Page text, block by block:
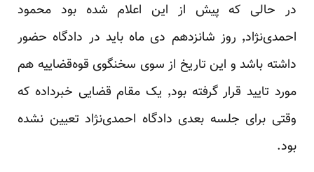
در حالی که پیش از این اعلام شده بود محمود
احمدی‌نژاد٬ روز شانزدهم دی ماه باید در دادگاه حضور
داشته باشد و این تاریخ از سوی سخنگوی قوه‌قضاییه هم
مورد تایید قرار گرفته بود٬ یک مقام قضایی خبرداده که
وقتی برای جلسه بعدی دادگاه احمدی‌نژاد تعیین نشده
بود.